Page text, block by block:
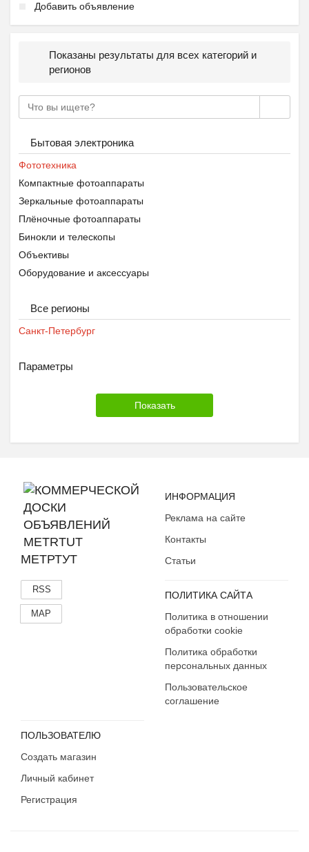
Добавить объявление
Показаны результаты для всех категорий и
регионов
Бытовая электроника
Фототехника
Компактные фотоаппараты
Зеркальные фотоаппараты
Плёночные фотоаппараты
Бинокли и телескопы
Объективы
Оборудование и аксессуары
Все регионы
Санкт-Петербург
Параметры
МЕТРТУТ
RSS
MAP
ИНФОРМАЦИЯ
Реклама на сайте
Контакты
Статьи
ПОЛИТИКА САЙТА
Политика в отношении
обработки cookie
Политика обработки
персональных данных
Пользовательское
соглашение
ПОЛЬЗОВАТЕЛЮ
Создать магазин
Личный кабинет
Регистрация